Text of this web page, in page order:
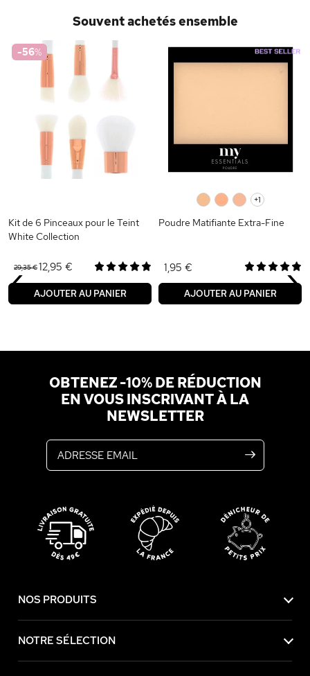
Souvent achetés ensemble
-56%
Kit de 6 Pinceaux pour le Teint
White Collection
29,35 €12,95 €
AJOUTER AU PANIER
+1
Poudre Matifiante Extra-Fine
1,95 €
AJOUTER AU PANIER
‹ ›
OBTENEZ -10% DE RÉDUCTION
EN VOUS INSCRIVANT À LA
NEWSLETTER
NOS PRODUITS
NOTRE SÉLECTION